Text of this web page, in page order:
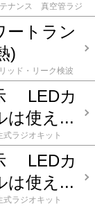
ラジオ ONKYO OS-
ョナルUA-360 1号
ナルUA-360 2号
ナル 5X-52
メン
615
メンテナンス 真空
オ工作のテクニック
ナー FM-212
基礎
ンス 真空管ラジ
オ FM-11
メンテナ
3バンド
メンテナ
メンテナンス 真空
ンス 真空管ラジオ
ス 真空管ラジオ
ス 真空管ラジオ
オ ビクター 5A-
ツダ うぐいす CS
モジュール
リー
レフレックス +再生
+再生 1球 真空管
真空管ラジオ
ジオキット DS-
実験的真空管4球
ーヘテロダイン
真
ナンス 真空管ラジ
ートラン
)
ッド・リーク検波
コメント(0)
LEDカ
は使え...
式ラジオキット
ジオキット ハム音
ンターモジュール
管 中波＆短波 5球
イヤレスマイク(ト
LEDカ
は使え...
式ラジオキット